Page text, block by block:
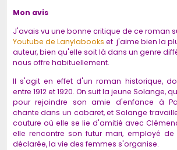
Mon avis
J'avais vu une bonne critique de ce roman
Youtube de Lanylabooks et j'aime bien la
auteur, bien qu'elle soit là dans un genre
nous offre habituellement.
Il s'agit en effet d'un roman historique,
entre 1912 et 1920. On suit la jeune Solange,
pour rejoindre son amie d'enfance à
chante dans un cabaret, et Solange
couture où elle se lie d'amitié avec
elle rencontre son futur mari, employé de
déclarée, la vie des femmes s'organise.